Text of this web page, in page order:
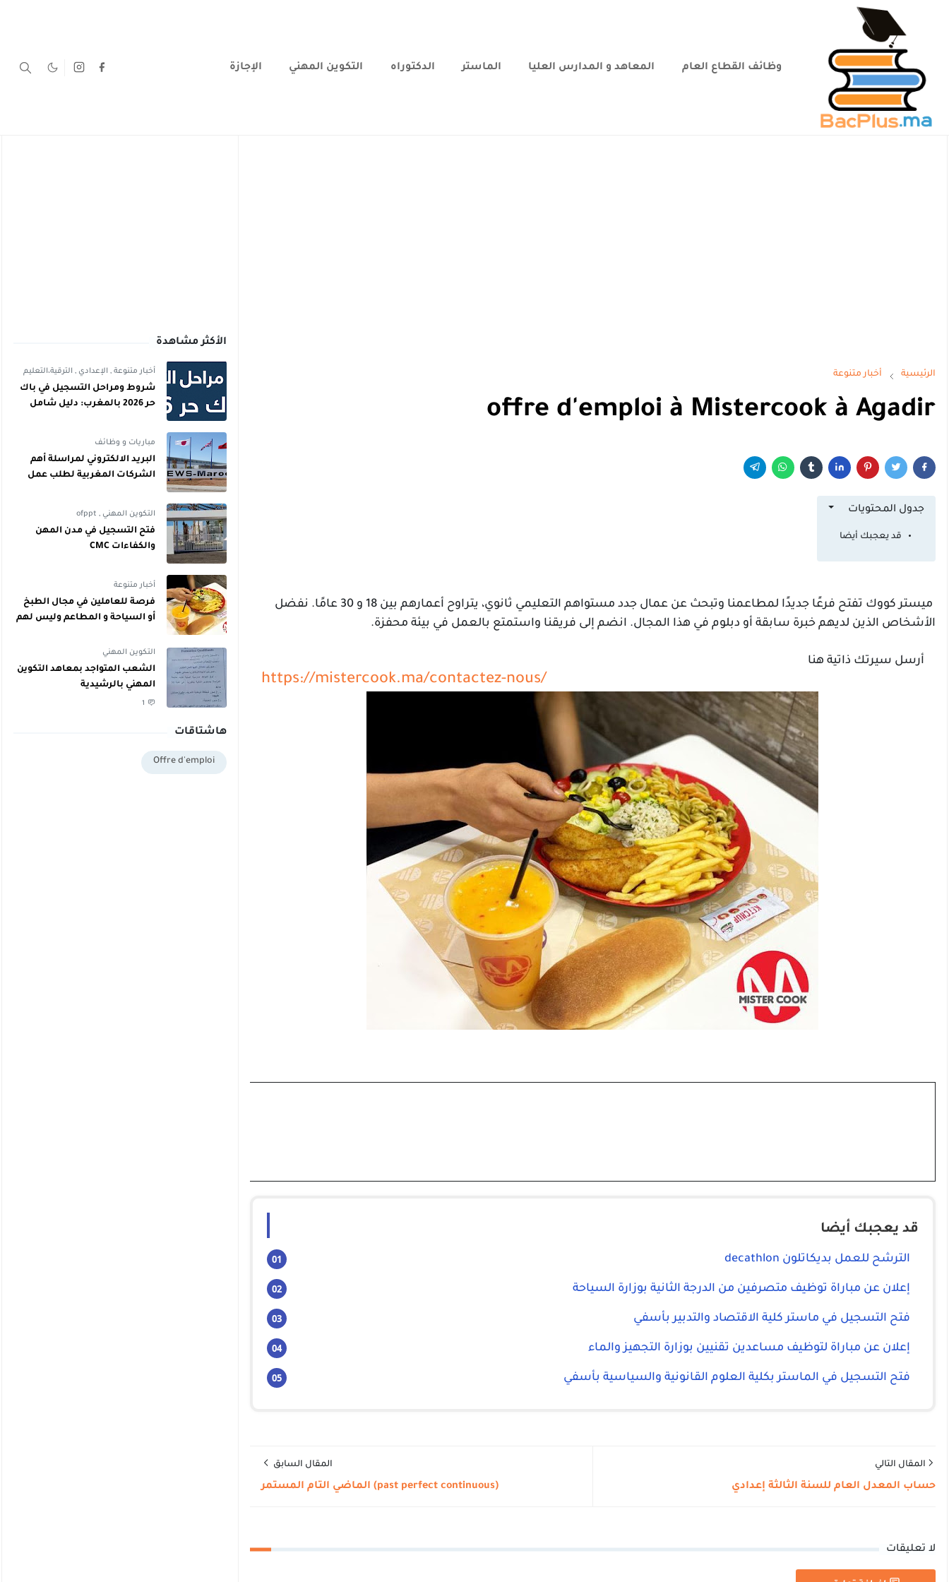
وظائف القطاع العام المعاهد و المدارس العليا الماستر الدكتوراه التكوين المهني الإجازة
الرئيسية أخبار متنوعة
offre d'emploi à Mistercook à Agadir
جدول المحتويات
قد يعجبك أيضا
ميستر كووك تفتح فرعًا جديدًا لمطاعمنا وتبحث عن عمال جدد مستواهم التعليمي ثانوي، يتراوح أعمارهم بين 18 و 30 عامًا. نفضل
الأشخاص الذين لديهم خبرة سابقة أو دبلوم في هذا المجال. انضم إلى فريقنا واستمتع بالعمل في بيئة محفزة.
أرسل سيرتك ذاتية هنا
https://mistercook.ma/contactez-nous/
قد يعجبك أيضا
الترشح للعمل بديكاتلون decathlon
إعلان عن مباراة توظيف متصرفين من الدرجة الثانية بوزارة السياحة
فتح التسجيل في ماستر كلية الاقتصاد والتدبير بأسفي
إعلان عن مباراة لتوظيف مساعدين تقنيين بوزارة التجهيز والماء
فتح التسجيل في الماستر بكلية العلوم القانونية والسياسية بأسفي
المقال التالي
حساب المعدل العام للسنة الثالثة إعدادي
المقال السابق
(past perfect continuous) الماضي التام المستمر
لا تعليقات
الأكثر مشاهدة
أخبار متنوعة, الإعدادي, الترقية،التعليم
شروط ومراحل التسجيل في باك
حر 2026 بالمغرب: دليل شامل
مباريات و وظائف
البريد الالكتروني لمراسلة أهم
الشركات المغربية لطلب عمل
التكوين المهني,
ofppt
فتح التسجيل في مدن المهن
والكفاءات CMC
أخبار متنوعة
فرصة للعاملين في مجال الطبخ
أو السياحة و المطاعم وليس لهم
مجاني
التكوين المهني
الشعب المتواجد بمعاهد التكوين
المهني بالرشيدية
1
هاشتاقات
Offre d'emploi